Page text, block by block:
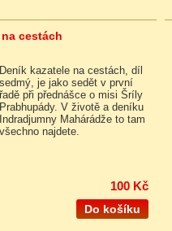
cestách
Deník kazatele na cestách, díl
sedmý, je jako sedět v první
řadě při přednášce o misi Šríly
Prabhupády. V životě a deníku
Indradjumny Mahárádže to tam
všechno najdete.
100 Kč
Do košíku